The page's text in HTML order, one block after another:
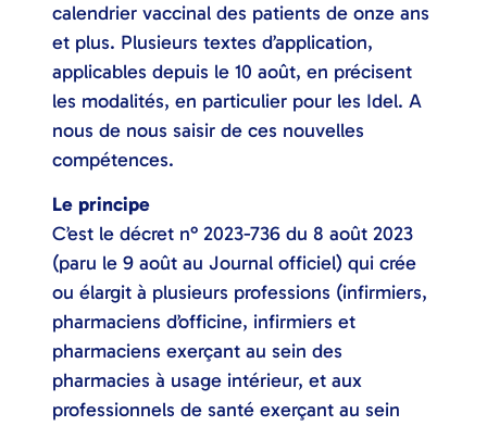
calendrier vaccinal des patients de onze ans
et plus. Plusieurs textes d’application,
applicables depuis le 10 août, en précisent
les modalités, en particulier pour les Idel. A
nous de nous saisir de ces nouvelles
compétences.
Le principe
C’est le décret n° 2023-736 du 8 août 2023
(paru le 9 août au Journal officiel) qui crée
ou élargit à plusieurs professions (infirmiers,
pharmaciens d’officine, infirmiers et
pharmaciens exerçant au sein des
pharmacies à usage intérieur, et aux
professionnels de santé exerçant au sein